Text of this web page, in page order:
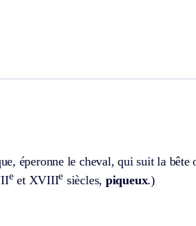
éperonne le cheval, qui suit la
e et XVIIIe siècles, piqueux.)